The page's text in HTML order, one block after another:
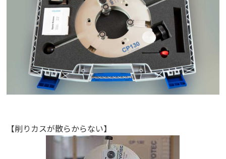
【削りカスが散らからない】